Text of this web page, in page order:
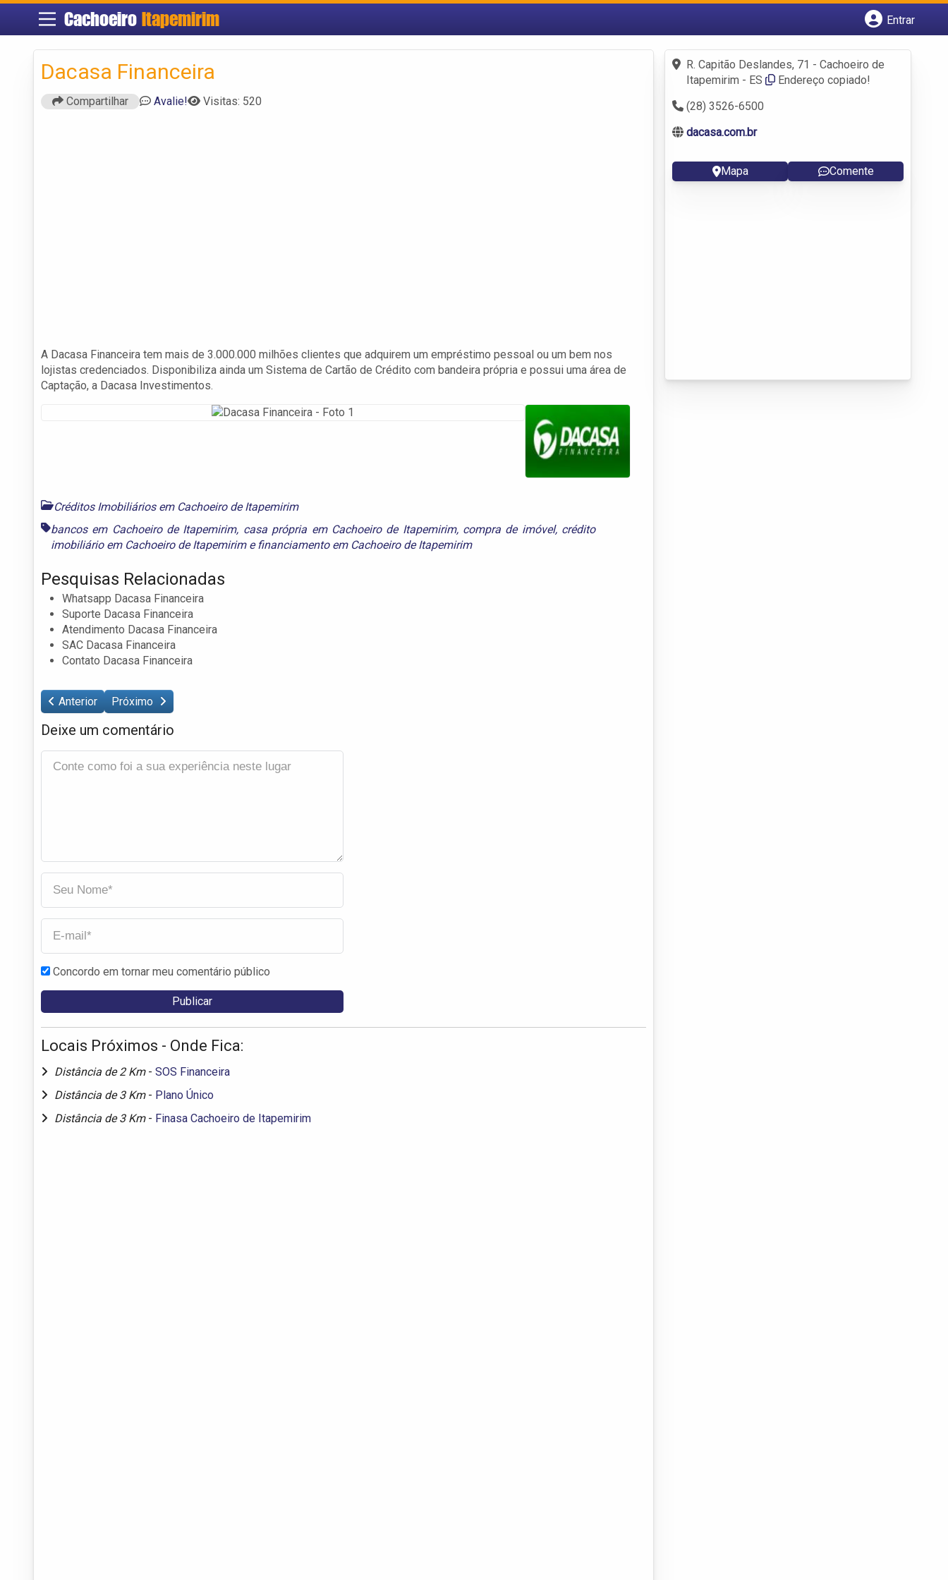
Cachoeiro Itapemirim
Entrar
Fazer login
Criar conta
Dacasa Financeira
Compartilhar Avalie! Visitas: 520
A Dacasa Financeira tem mais de 3.000.000 milhões clientes que adquirem um empréstimo pessoal ou um bem nos
lojistas credenciados. Disponibiliza ainda um Sistema de Cartão de Crédito com bandeira própria e possui uma área de
Captação, a Dacasa Investimentos.
Créditos Imobiliários em Cachoeiro de Itapemirim
bancos em Cachoeiro de Itapemirim, casa própria em Cachoeiro de Itapemirim, compra de imóvel, crédito
imobiliário em Cachoeiro de Itapemirimefinanciamento em Cachoeiro de Itapemirim
Pesquisas Relacionadas
Whatsapp Dacasa Financeira
Suporte Dacasa Financeira
Atendimento Dacasa Financeira
SAC Dacasa Financeira
Contato Dacasa Financeira
Anterior Próximo
Deixe um comentário
Concordo em tornar meu comentário público
Locais Próximos - Onde Fica:
Distância de 2 Km - SOS Financeira
Distância de 3 Km - Plano Único
Distância de 3 Km - Finasa Cachoeiro de Itapemirim
R. Capitão Deslandes, 71 - Cachoeiro de
Itapemirim - ES
Endereço copiado!
(28) 3526-6500
dacasa.com.br
Mapa Comente